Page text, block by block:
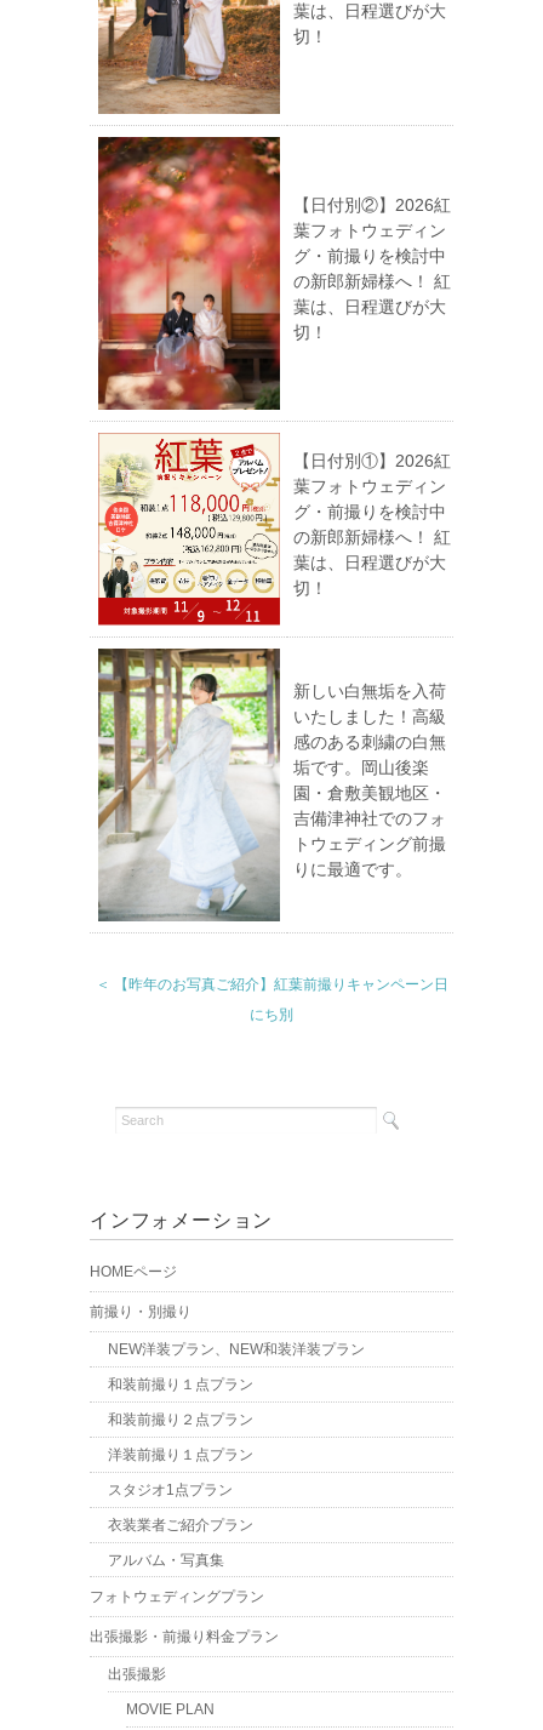
葉は、日程選びが大
切！
【日付別②】2026紅
葉フォトウェディン
グ・前撮りを検討中
の新郎新婦様へ！ 紅
葉は、日程選びが大
切！
【日付別①】2026紅
葉フォトウェディン
グ・前撮りを検討中
の新郎新婦様へ！ 紅
葉は、日程選びが大
切！
新しい白無垢を入荷
いたしました！高級
感のある刺繍の白無
垢です。岡山後楽
園・倉敷美観地区・
吉備津神社でのフォ
トウェディング前撮
りに最適です。
＜ 【昨年のお写真ご紹介】紅葉前撮りキャンペーン日
にち別
インフォメーション
HOMEページ
前撮り・別撮り
NEW洋装プラン、NEW和装洋装プラン
和装前撮り１点プラン
和装前撮り２点プラン
洋装前撮り１点プラン
スタジオ1点プラン
衣装業者ご紹介プラン
アルバム・写真集
フォトウェディングプラン
出張撮影・前撮り料金プラン
出張撮影
MOVIE PLAN